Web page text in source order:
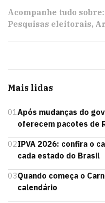
Acompanhe tudo sobre:
Pesquisas eleitorais
Mais lidas
01Após mudanças do
oferecem pacotes de
02IPVA 2026: confira o
cada estado do Brasil
03Quando começa o
calendário